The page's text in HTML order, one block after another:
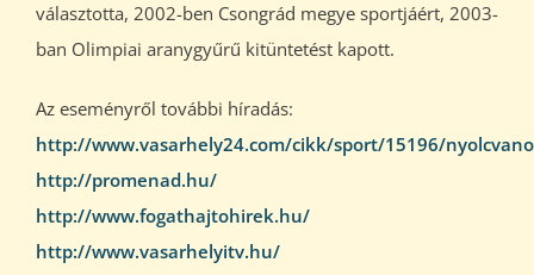
választotta, 2002-ben Csongrád megye sportjáért, 2003-
ban Olimpiai aranygyűrű kitüntetést kapott.
Az eseményről további híradás:
http://www.vasarhely24.com/cikk/sport/15196/
http://promenad.hu/
http://www.fogathajtohirek.hu/
http://www.vasarhelyitv.hu/